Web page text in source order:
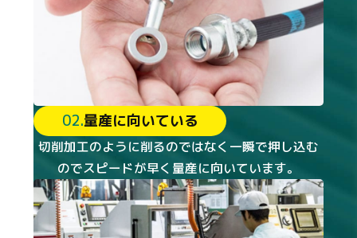
02.量産に向いている
切削加工のように削るのではなく一瞬で押し込む
のでスピードが早く量産に向いています。